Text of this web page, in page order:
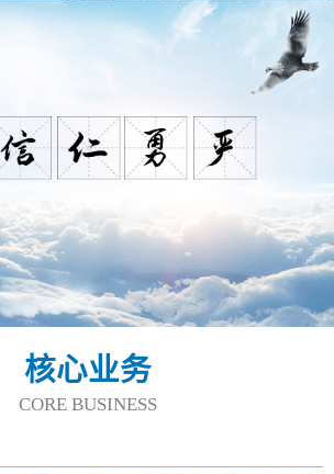
核心业务
CORE BUSINESS